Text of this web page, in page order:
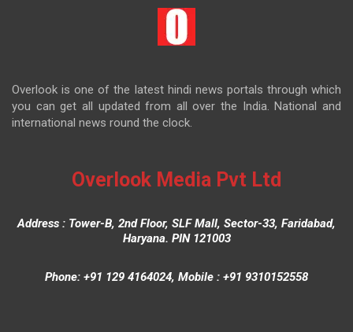
Overlook is one of the latest hindi news portals through which
you can get all updated from all over the India. National and
international news round the clock.
Overlook Media Pvt Ltd
Address : Tower-B, 2nd Floor, SLF Mall, Sector-33, Faridabad,
Haryana. PIN 121003
Phone: +91 129 4164024, Mobile : +91 9310152558